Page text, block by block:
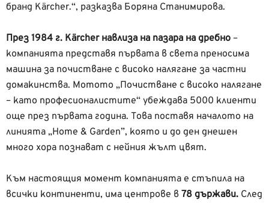
бранд Kärcher.“, разказва Боряна Станимирова.
През 1984 г. Kärcher навлиза на пазара на дребно –
компанията представя първата в света преносима
машина за почистване с високо налягане за частни
домакинства. Мотото „Почистване с високо налягане
– като професионалистите“ убеждава 5000 клиенти
още през първата година. Това поставя началото на
линията „Home & Garden”, която и до ден днешен
много хора познават с нейния жълт цвят.
Към настоящия момент компанията е стъпила на
всички континенти, има центрове в 78 държави. След